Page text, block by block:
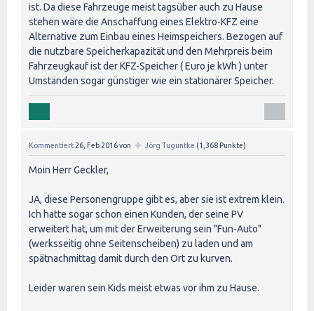
ist. Da diese Fahrzeuge meist tagsüber auch zu Hause
stehen wäre die Anschaffung eines Elektro-KFZ eine
Alternative zum Einbau eines Heimspeichers. Bezogen auf
die nutzbare Speicherkapazität und den Mehrpreis beim
Fahrzeugkauf ist der KFZ-Speicher ( Euro je kWh ) unter
Umständen sogar günstiger wie ein stationärer Speicher.
Kommentiert 26, Feb 2016von ✦ Jörg Tuguntke (1,368 Punkte)
Moin Herr Geckler,
JA, diese Personengruppe gibt es, aber sie ist extrem klein.
Ich hatte sogar schon einen Kunden, der seine PV
erweitert hat, um mit der Erweiterung sein "Fun-Auto"
(werksseitig ohne Seitenscheiben) zu laden und am
spätnachmittag damit durch den Ort zu kurven.
Leider waren sein Kids meist etwas vor ihm zu Hause.